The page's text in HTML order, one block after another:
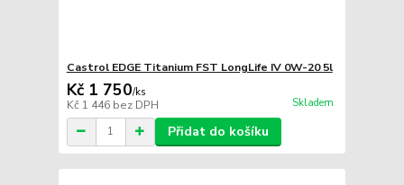
Castrol EDGE Titanium FST LongLife IV 0W-20 5l
Kč 1 750/ks
Kč 1 446 bez DPH Skladem
Přidat do košíku